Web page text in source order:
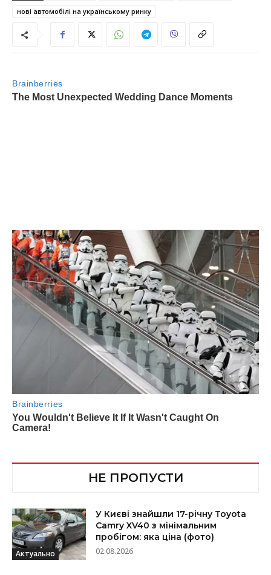
нові автомобілі на українському ринку
НЕ ПРОПУСТИ
Актуально
У Києві знайшли 17-річну Toyota
Camry XV40 з мінімальним
пробігом: яка ціна (фото)
02.08.2026